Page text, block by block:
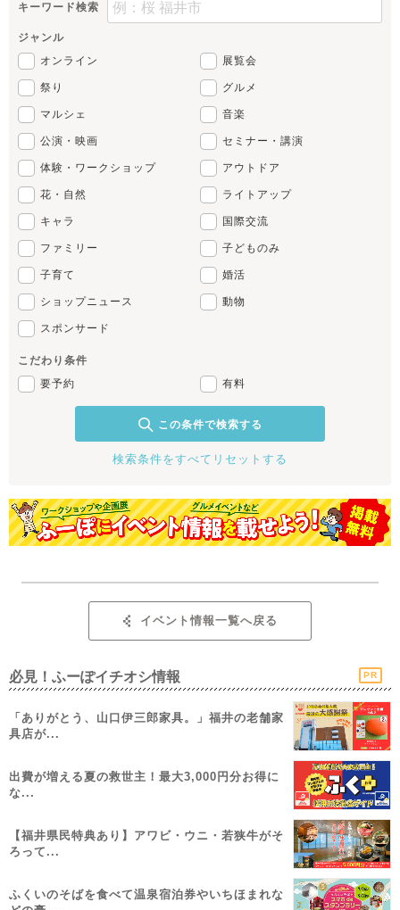
キーワード検索
ジャンル
オンライン
展覧会
祭り グルメ
マルシェ 音楽
公演・映画 セミナー・講演
体験・ワークショップ アウトドア
花・自然 ライトアップ
キャラ 国際交流
ファミリー 子どものみ
子育て 婚活
ショップニュース 動物
スポンサード
こだわり条件
要予約
有料
この条件で検索する
検索条件をすべてリセットする
イベント情報一覧へ戻る
必見！ふーぽイチオシ情報 PR
「ありがとう、山口伊三郎家具。」福井の老舗家
具店が...
出費が増える夏の救世主！最大3,000円分お得に
な...
【福井県民特典あり】アワビ・ウニ・若狭牛がそ
ろって...
ふくいのそばを食べて温泉宿泊券やいちほまれな